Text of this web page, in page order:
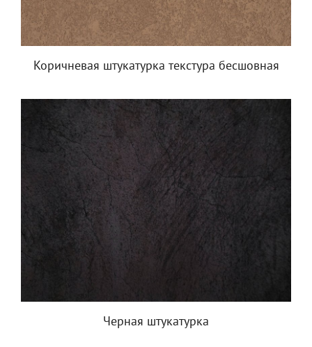
Коричневая штукатурка текстура бесшовная
Черная штукатурка